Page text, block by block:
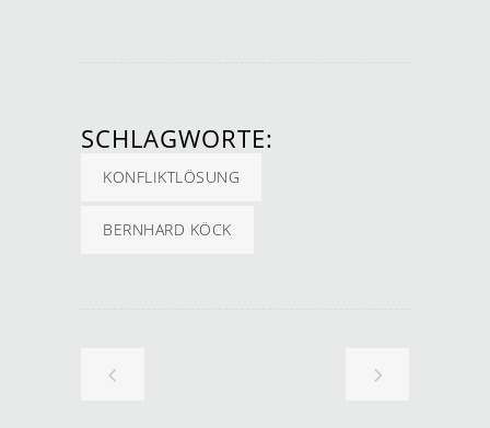
SCHLAGWORTE:
KONFLIKTLÖSUNG
BERNHARD KÖCK